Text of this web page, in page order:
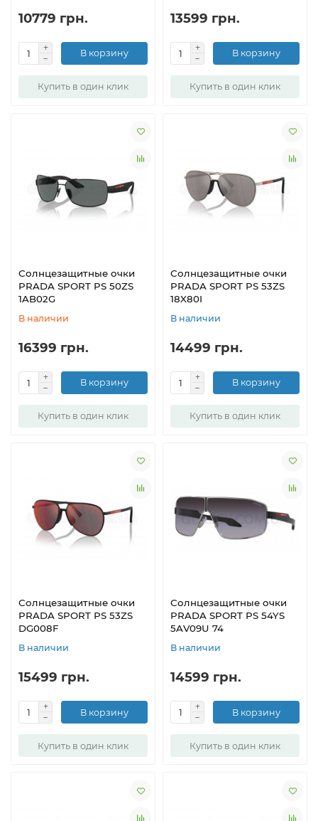
10779 грн.
В корзину
Купить в один клик
13599 грн.
В корзину
Купить в один клик
Солнцезащитные очки
PRADA SPORT PS 50ZS
1AB02G
В наличии
16399 грн.
В корзину
Купить в один клик
Солнцезащитные очки
PRADA SPORT PS 53ZS
18X80I
В наличии
14499 грн.
В корзину
Купить в один клик
Солнцезащитные очки
PRADA SPORT PS 53ZS
DG008F
В наличии
15499 грн.
В корзину
Купить в один клик
Солнцезащитные очки
PRADA SPORT PS 54YS
5AV09U 74
В наличии
14599 грн.
В корзину
Купить в один клик